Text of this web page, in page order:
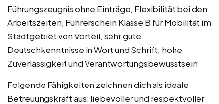
Führungszeugnis ohne Einträge, Flexibilität bei den
Arbeitszeiten, Führerschein Klasse B für Mobilität im
Stadtgebiet von Vorteil, sehr gute
Deutschkenntnisse in Wort und Schrift, hohe
Zuverlässigkeit und Verantwortungsbewusstsein
Folgende Fähigkeiten zeichnen dich als ideale
Betreuungskraft aus: liebevoller und respektvoller